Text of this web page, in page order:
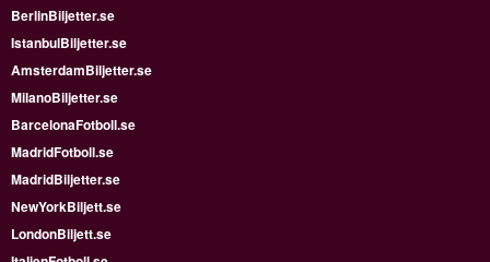
BerlinBiljetter.se
IstanbulBiljetter.se
AmsterdamBiljetter.se
MilanoBiljetter.se
BarcelonaFotboll.se
MadridFotboll.se
MadridBiljetter.se
NewYorkBiljett.se
LondonBiljett.se